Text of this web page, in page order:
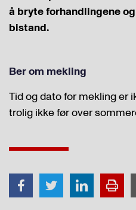
å bryte forhandlingene
bistand.
Ber om mekling
Tid og dato for mekling er
trolig ikke før over